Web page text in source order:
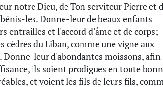
notre Dieu, de Ton serviteur Pierre et
les. Donne-leur de beaux enfants
entrailles et l'accord d'âme et de corps;
cèdres du Liban, comme une vigne aux
Donne-leur d'abondantes moissons, afin
ils soient prodigues en toute
et voient les fils de leurs fils,